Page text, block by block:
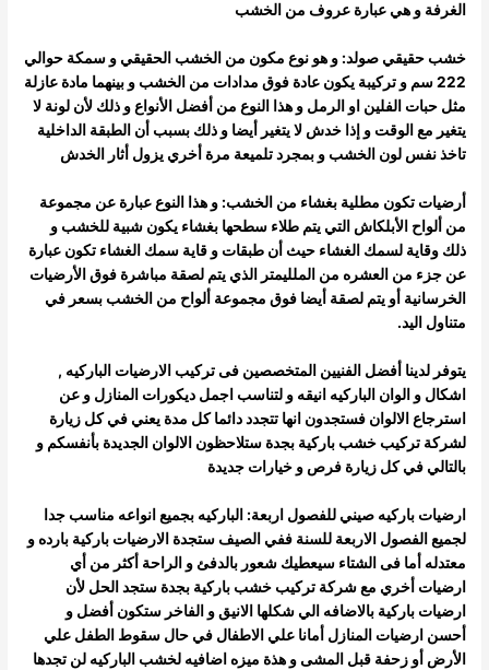
الغرفة و هي عبارة عروف من الخشب
خشب حقيقي صولد: و هو نوع مكون من الخشب الحقيقي و سمكة حوالي
222 سم و تركيبة يكون عادة فوق مدادات من الخشب و بينهما مادة عازلة
مثل حبات الفلين او الرمل و هذا النوع من أفضل الأنواع و ذلك لأن لونة لا
يتغير مع الوقت و إذا خدش لا يتغير أيضا و ذلك بسبب أن الطبقة الداخلية
تاخذنفس لون الخشب و بمجرد تلميعة مرة أخري يزول أثار الخدش
أرضيات تكون مطلية بغشاء من الخشب: و هذا النوع عبارة عن مجموعة
من ألواح الأبلكاش التي يتم طلاء سطحها بغشاء يكون شبية للخشب و
ذلك وقاية لسمك الغشاء حيث أن طبقات و قاية سمك الغشاء تكون عبارة
عن جزء من العشره من الملليمتر الذي يتم لصقة مباشرة فوق الأرضيات
الخرسانية أويتم لصقة أيضا فوق مجموعة ألواح من الخشب بسعر في
متناول اليد.
يتوفر لدينا أفضل الفنيين المتخصصين فى تركيب الارضيات الباركيه ,
اشكال و الوان الباركيه انيقه و لتناسب اجمل ديكورات المنازل و عن
استرجاع الالوان فستجدون انها تتجدد دائما كل مدة يعني في كل زيارة
لشركة تركيب خشب باركية بجدة ستلاحظون الالوان الجديدة بأنفسكم و
بالتالي في كل زيارةفرص و خيارات جديدة
ارضيات باركيه صيني للفصول اربعة: الباركيه بجميع انواعه مناسب جدا
لجميع الفصول الاربعة للسنة ففي الصيف ستجدة الارضيات باركية بارده و
معتدله أما فى الشتاء سيعطيك شعور بالدفئ و الراحة أكثر من أي
ارضيات أخري مع شركة تركيب خشب باركية بجدة ستجد الحل لأن
ارضيات باركية بالاضافه الي شكلها الانيق و الفاخر ستكون أفضل و
أحسن ارضيات المنازل أمانا علي الاطفال في حال سقوط الطفل علي
الأرض أو زحفة قبل المشى و هذة ميزه اضافيه لخشب الباركيه لن تجدها